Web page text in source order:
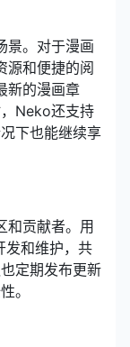
景。对于漫画
源和便捷的阅
新的漫画章
Neko还支持
下也能继续享
和贡献者。用
发和维护，共
定期发布更新
。